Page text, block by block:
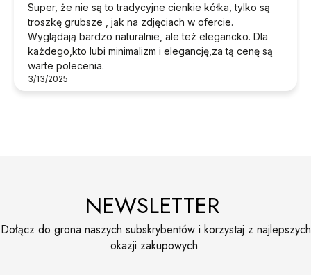
Super, że nie są to tradycyjne cienkie kółka, tylko są
troszkę grubsze , jak na zdjęciach w ofercie.
Wyglądają bardzo naturalnie, ale też elegancko. Dla
każdego,kto lubi minimalizm i elegancję,za tą cenę są
warte polecenia.
3/13/2025
NEWSLETTER
Dołącz do grona naszych subskrybentów i korzystaj z najlepszych
okazji zakupowych